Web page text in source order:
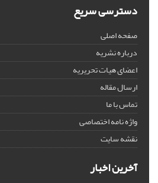
دسترسی سریع
صفحه اصلی
درباره نشریه
اعضای هیات تحریریه
ارسال مقاله
تماس با ما
واژه نامه اختصاصی
نقشه سایت
آخرین اخبار